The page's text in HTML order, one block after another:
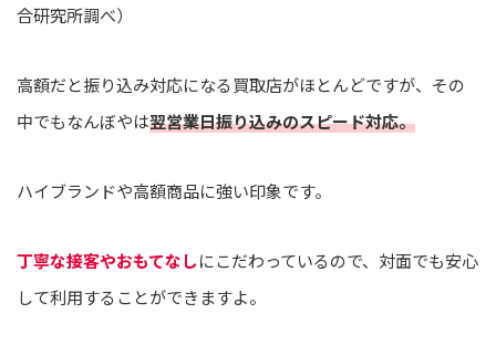
合研究所調べ）
高額だと振り込み対応になる買取店がほとんどですが、その
中でもなんぼやは翌営業日振り込みのスピード対応。
ハイブランドや高額商品に強い印象です。
丁寧な接客やおもてなしにこだわっているので、対面でも安心
して利用することができますよ。